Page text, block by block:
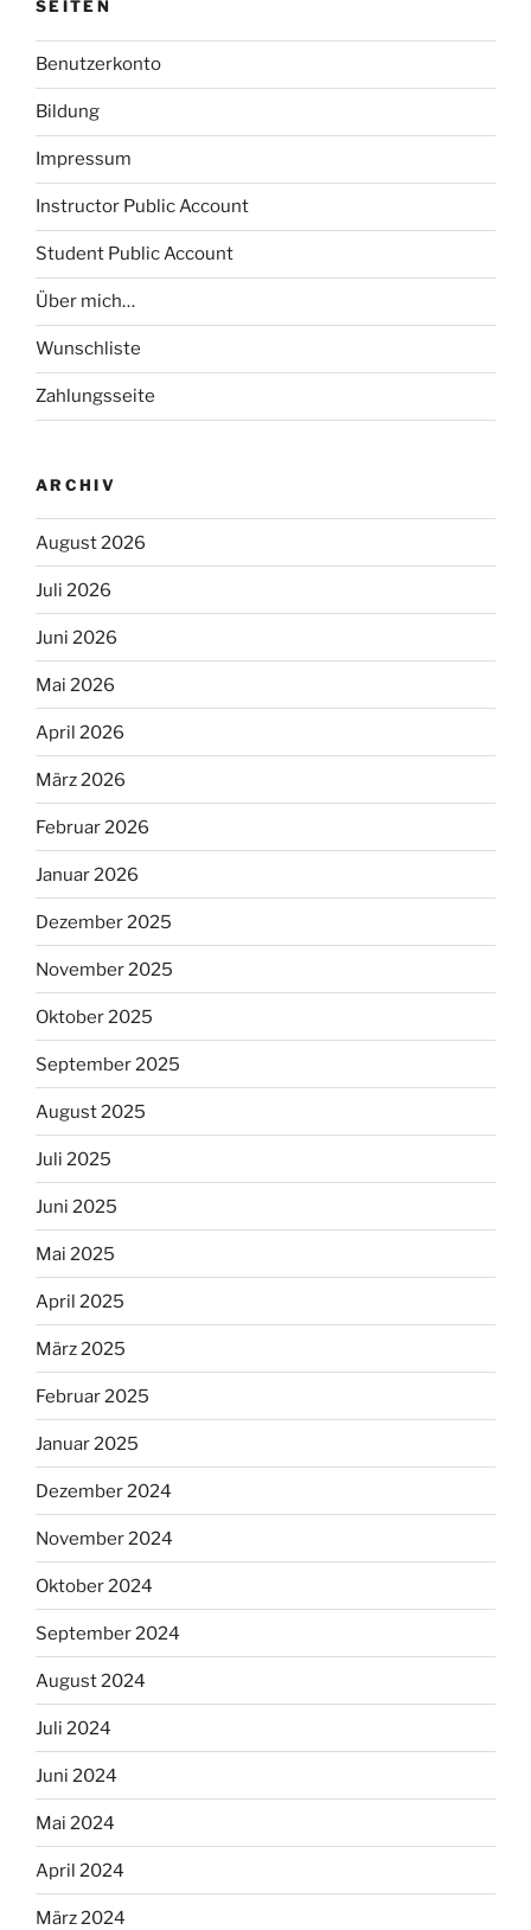
SEITEN
Benutzerkonto
Bildung
Impressum
Instructor Public Account
Student Public Account
Über mich…
Wunschliste
Zahlungsseite
ARCHIV
August 2026
Juli 2026
Juni 2026
Mai 2026
April 2026
März 2026
Februar 2026
Januar 2026
Dezember 2025
November 2025
Oktober 2025
September 2025
August 2025
Juli 2025
Juni 2025
Mai 2025
April 2025
März 2025
Februar 2025
Januar 2025
Dezember 2024
November 2024
Oktober 2024
September 2024
August 2024
Juli 2024
Juni 2024
Mai 2024
April 2024
März 2024